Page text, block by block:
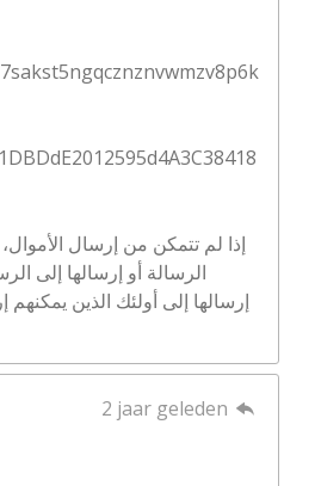
إذا لم تتمكن من إرسال
الرسالة أو إرسالها إلى
إرسالها إلى أولئك الذين
2 jaar geleden